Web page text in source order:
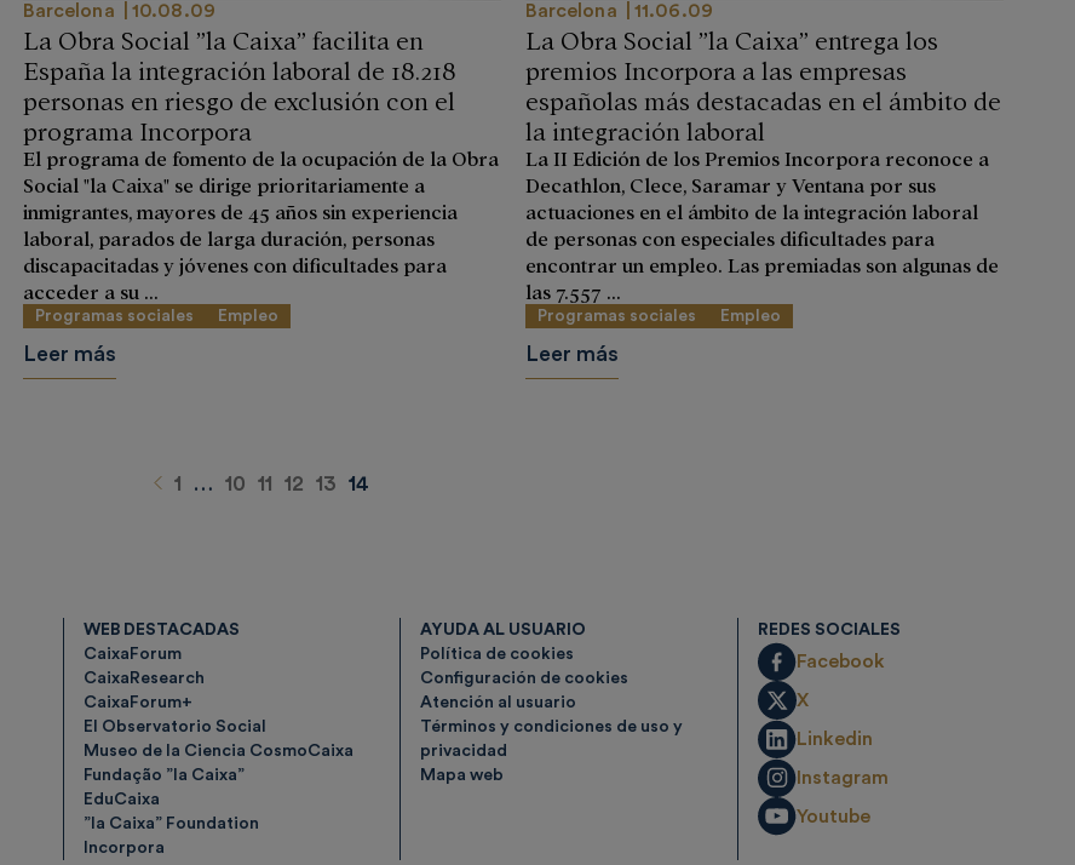
Barcelona 10.08.09
La Obra Social ”la Caixa” facilita en
España la integración laboral de 18.218
personas en riesgo de exclusión con el
programa Incorpora
El programa de fomento de la ocupación de la Obra
Social "la Caixa" se dirige prioritariamente a
inmigrantes, mayores de 45 años sin experiencia
laboral, parados de larga duración, personas
discapacitadas y jóvenes con dificultades para
acceder a su ...
Programas sociales Empleo
Leer más
Barcelona 11.06.09
La Obra Social ”la Caixa” entrega los
premios Incorpora a las empresas
españolas más destacadas en el ámbito de
la integración laboral
La II Edición de los Premios Incorpora reconoce a
Decathlon, Clece, Saramar y Ventana por sus
actuaciones en el ámbito de la integración laboral
de personas con especiales dificultades para
encontrar un empleo. Las premiadas son algunas de
las 7.557 ...
Programas sociales Empleo
Leer más
Anterior
1 … 10 11 12 13 14
WEB DESTACADAS
CaixaForum
CaixaResearch
CaixaForum+
El Observatorio Social
Museo de la Ciencia CosmoCaixa
Fundação ”la Caixa”
EduCaixa
”la Caixa” Foundation
Incorpora
AYUDA AL USUARIO
Política de cookies
Configuración de cookies
Atención al usuario
Términos y condiciones de uso y
privacidad
Mapa web
REDES SOCIALES
Facebook
X
Linkedin
Instagram
Youtube